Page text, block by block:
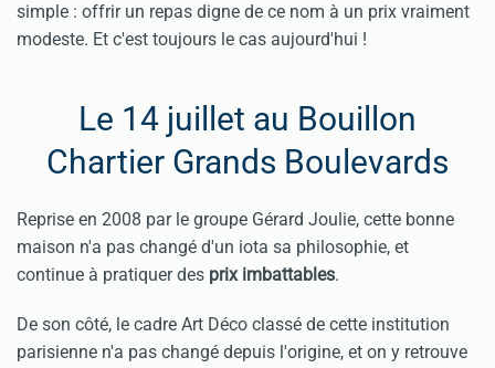
simple : offrir un repas digne de ce nom à un prix vraiment
modeste. Et c'est toujours le cas aujourd'hui !
Le 14 juillet au Bouillon
Chartier Grands Boulevards
Reprise en 2008 par le groupe Gérard Joulie, cette bonne
maison n'a pas changé d'un iota sa philosophie, et
continue à pratiquer des prix imbattables.
De son côté, le cadre Art Déco classé de cette institution
parisienne n'a pas changé depuis l'origine, et on y retrouve